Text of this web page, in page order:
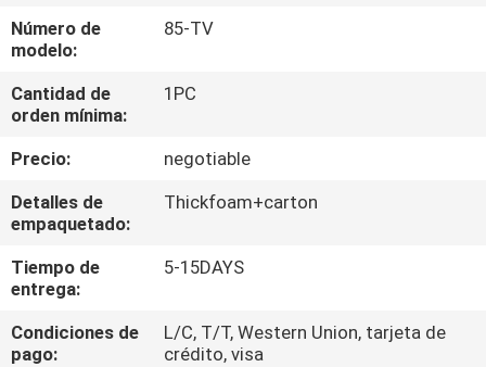
VIAJE
DE
FÁBRICA
CONTROL
DE
CALIDAD
Número de
modelo:
85-TV
Cantidad de
orden mínima:
1PC
Precio:
negotiable
Detalles de
empaquetado:
Thickfoam+carton
Tiempo de
entrega:
5-15DAYS
Condiciones de
pago:
L/C, T/T, Western Union, tarjeta de
crédito, visa